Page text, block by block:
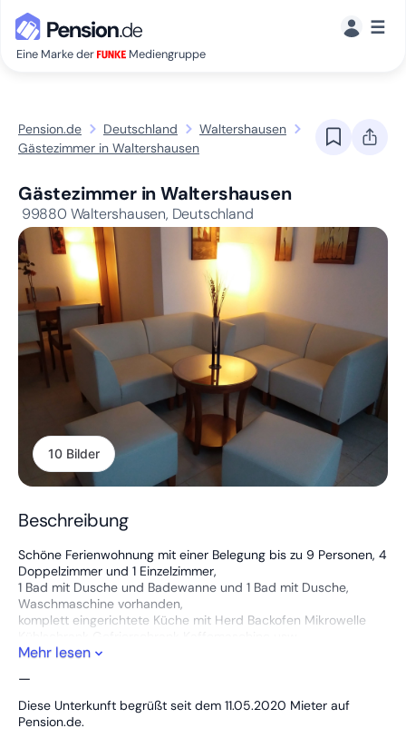
Eine Marke der Mediengruppe
☰
Pension.de Deutschland
Waltershausen
Gästezimmer in Waltershausen
Gästezimmer in Waltershausen
99880 Waltershausen, Deutschland
10 Bilder
Beschreibung
Schöne Ferienwohnung mit einer Belegung bis zu 9 Personen, 4
Doppelzimmer und 1 Einzelzimmer,
1 Bad mit Dusche und Badewanne und 1 Bad mit Dusche,
Waschmaschine vorhanden,
komplett eingerichtete Küche mit Herd Backofen Mikrowelle
Aufenthaltsraum mit Esstisch und Fernsehecke, Terasse mit
Abstellfläche vorhanden, Magenta-TV WLAN-fähig vorhanden,
inklusive Bettwäsche und Handtücher zur freier Nutzung. Es
sind Einzelbetten als Boxspringbett
Mehr lesen
—
Diese Unterkunft begrüßt seit dem 11.05.2020 Mieter auf
Pension.de.